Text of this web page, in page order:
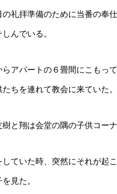
礼拝準備のために当番の奉
んでいる。
アパートの６畳間にこもっ
ちを連れて教会に来ていた。
と翔は会堂の隅の子供コー
ていた時、突然にそれが起
見た。